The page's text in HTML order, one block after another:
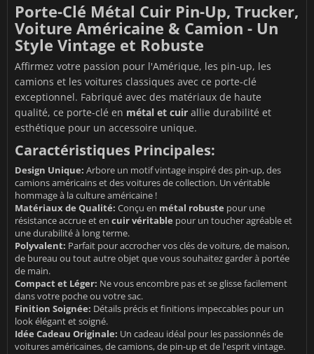
Porte-Clé Métal Cuir Pin-Up, Trucker,
Voiture Américaine & Camion - Un
Style Vintage et Robuste
Affirmez votre passion pour l'Amérique, les pin-up, les
camions et les voitures classiques avec ce porte-clé
exceptionnel. Fabriqué avec des matériaux de haute
qualité, ce porte-clé en métal et cuir allie durabilité et
esthétique pour un accessoire unique.
Caractéristiques Principales:
Design Unique: Arbore un motif vintage inspiré des pin-up, des
camions américains et des voitures de collection. Un véritable
hommage à la culture américaine !
Matériaux de Qualité: Conçu en métal robuste pour une
résistance accrue et en cuir véritable pour un toucher agréable et
une durabilité à long terme.
Polyvalent: Parfait pour accrocher vos clés de voiture, de maison,
de bureau ou tout autre objet que vous souhaitez garder à portée
de main.
Compact et Léger: Ne vous encombre pas et se glisse facilement
dans votre poche ou votre sac.
Finition Soignée: Détails précis et finitions impeccables pour un
look élégant et soigné.
Idée Cadeau Originale: Un cadeau idéal pour les passionnés de
voitures américaines, de camions, de pin-up et de l'esprit vintage.